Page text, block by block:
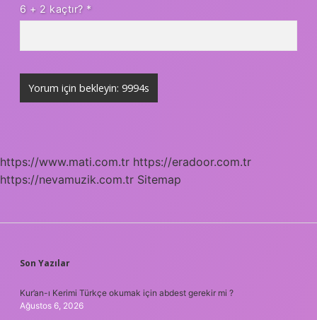
6 + 2 kaçtır? *
https://www.mati.com.tr https://eradoor.com.tr
https://nevamuzik.com.tr Sitemap
SIDEBAR
Son Yazılar
Kur’an-ı Kerimi Türkçe okumak için abdest gerekir mi ?
Ağustos 6, 2026